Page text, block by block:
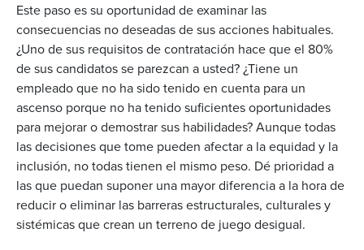
Este paso es su oportunidad de examinar las
consecuencias no deseadas de sus acciones habituales.
¿Uno de sus requisitos de contratación hace que el 80%
de sus candidatos se parezcan a usted? ¿Tiene un
empleado que no ha sido tenido en cuenta para un
ascenso porque no ha tenido suficientes oportunidades
para mejorar o demostrar sus habilidades? Aunque todas
las decisiones que tome pueden afectar a la equidad y la
inclusión, no todas tienen el mismo peso. Dé prioridad a
las que puedan suponer una mayor diferencia a la hora de
reducir o eliminar las barreras estructurales, culturales y
sistémicas que crean un terreno de juego desigual.